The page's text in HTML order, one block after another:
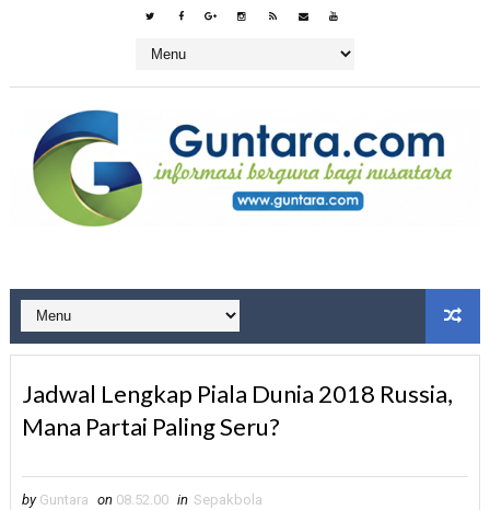
Jadwal Lengkap Piala Dunia 2018 Russia,
Mana Partai Paling Seru?
by Guntara on 08.52.00 in Sepakbola